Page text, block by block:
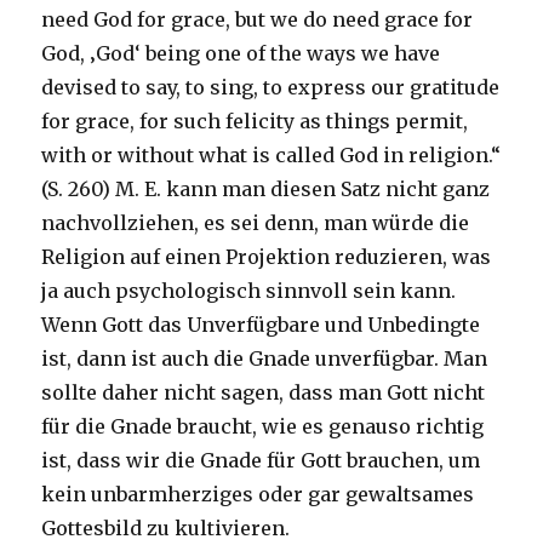
need God for grace, but we do need grace for
God, ‚God‘ being one of the ways we have
devised to say, to sing, to express our gratitude
for grace, for such felicity as things permit,
with or without what is called God in religion.“
(S. 260) M. E. kann man diesen Satz nicht ganz
nachvollziehen, es sei denn, man würde die
Religion auf einen Projektion reduzieren, was
ja auch psychologisch sinnvoll sein kann.
Wenn Gott das Unverfügbare und Unbedingte
ist, dann ist auch die Gnade unverfügbar. Man
sollte daher nicht sagen, dass man Gott nicht
für die Gnade braucht, wie es genauso richtig
ist, dass wir die Gnade für Gott brauchen, um
kein unbarmherziges oder gar gewaltsames
Gottesbild zu kultivieren.